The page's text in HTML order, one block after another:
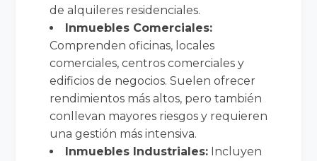
de alquileres residenciales.
Inmuebles Comerciales:
Comprenden oficinas, locales
comerciales, centros comerciales y
edificios de negocios. Suelen ofrecer
rendimientos más altos, pero también
conllevan mayores riesgos y requieren
una gestión más intensiva.
Inmuebles Industriales: Incluyen